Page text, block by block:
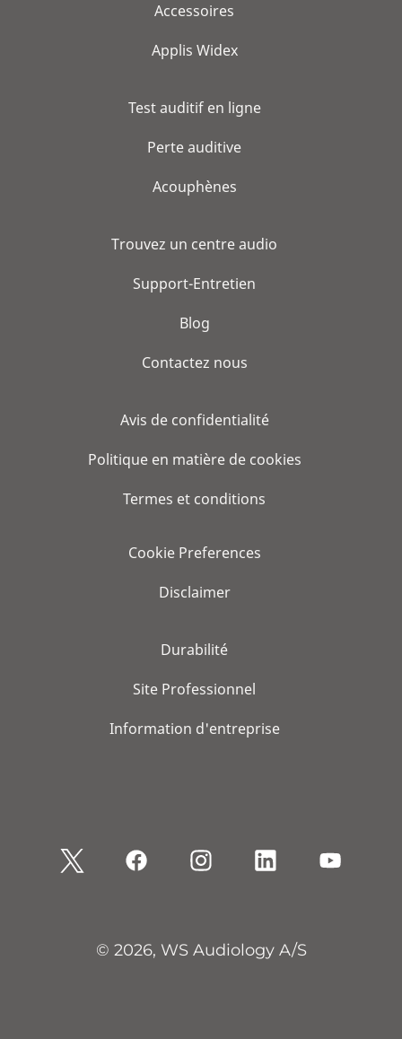
Accessoires
Applis Widex
Test auditif en ligne
Perte auditive
Acouphènes
Trouvez un centre audio
Support-Entretien
Blog
Contactez nous
Avis de confidentialité
Politique en matière de cookies
Termes et conditions
Cookie Preferences
Disclaimer
Durabilité
Site Professionnel
Information d'entreprise
© 2026, WS Audiology A/S